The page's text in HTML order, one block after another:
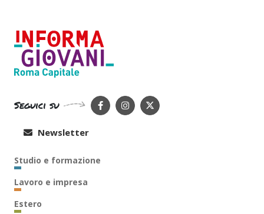
Seguici su
Newsletter
Studio e formazione
Lavoro e impresa
Estero